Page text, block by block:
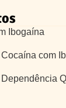
Ibogaína
com